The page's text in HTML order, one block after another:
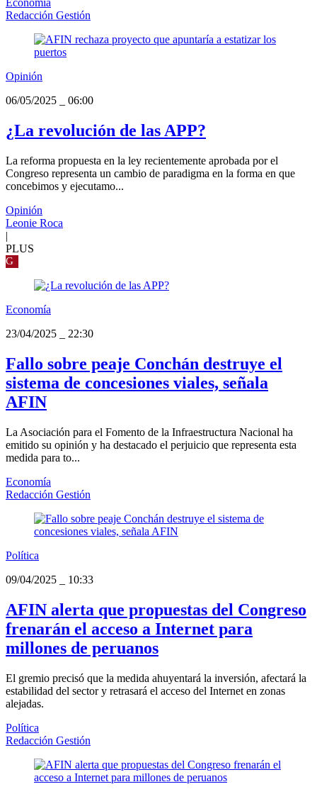
Economía
Redacción Gestión
Opinión
06/05/2025
06:00
¿La revolución de las APP?
La reforma propuesta en la ley recientemente aprobada por el
Congreso representa un cambio de paradigma en la forma en que
concebimos y ejecutamo...
Opinión
Leonie Roca
|
PLUS
G
Economía
23/04/2025
22:30
Fallo sobre peaje Conchán destruye el
sistema de concesiones viales, señala
AFIN
La Asociación para el Fomento de la Infraestructura Nacional ha
emitido su opinión y ha destacado el perjuicio que representa esta
medida para to...
Economía
Redacción Gestión
Política
09/04/2025
10:33
AFIN alerta que propuestas del Congreso
frenarán el acceso a Internet para
millones de peruanos
El gremio precisó que la medida ahuyentará la inversión, afectará la
estabilidad del sector y retrasará el acceso del Internet en zonas
alejadas.
Política
Redacción Gestión